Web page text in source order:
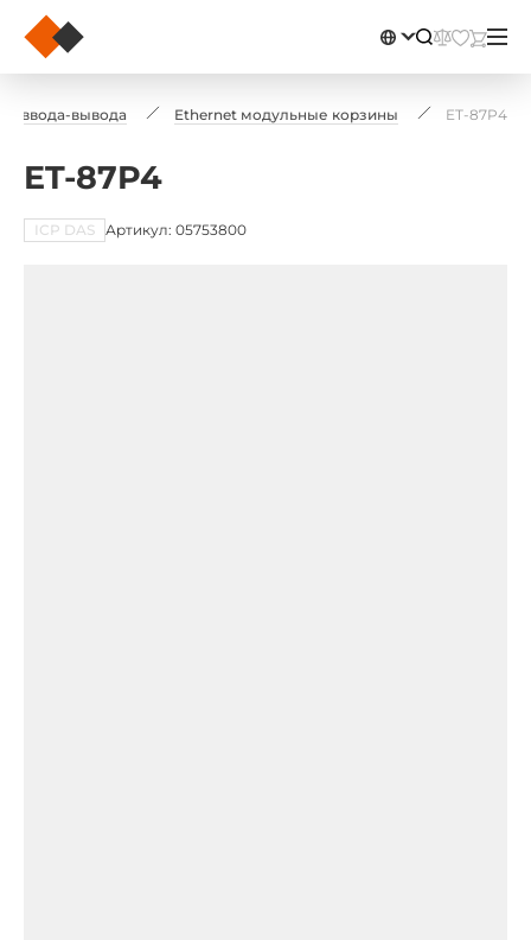
ввода-вывода Ethernet модульные корзины ET-87P4
ET-87P4
ICP DAS Артикул: 05753800